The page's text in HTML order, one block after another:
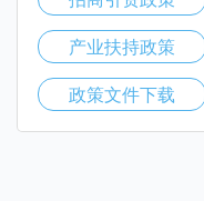
产业扶持政策
政策文件下载